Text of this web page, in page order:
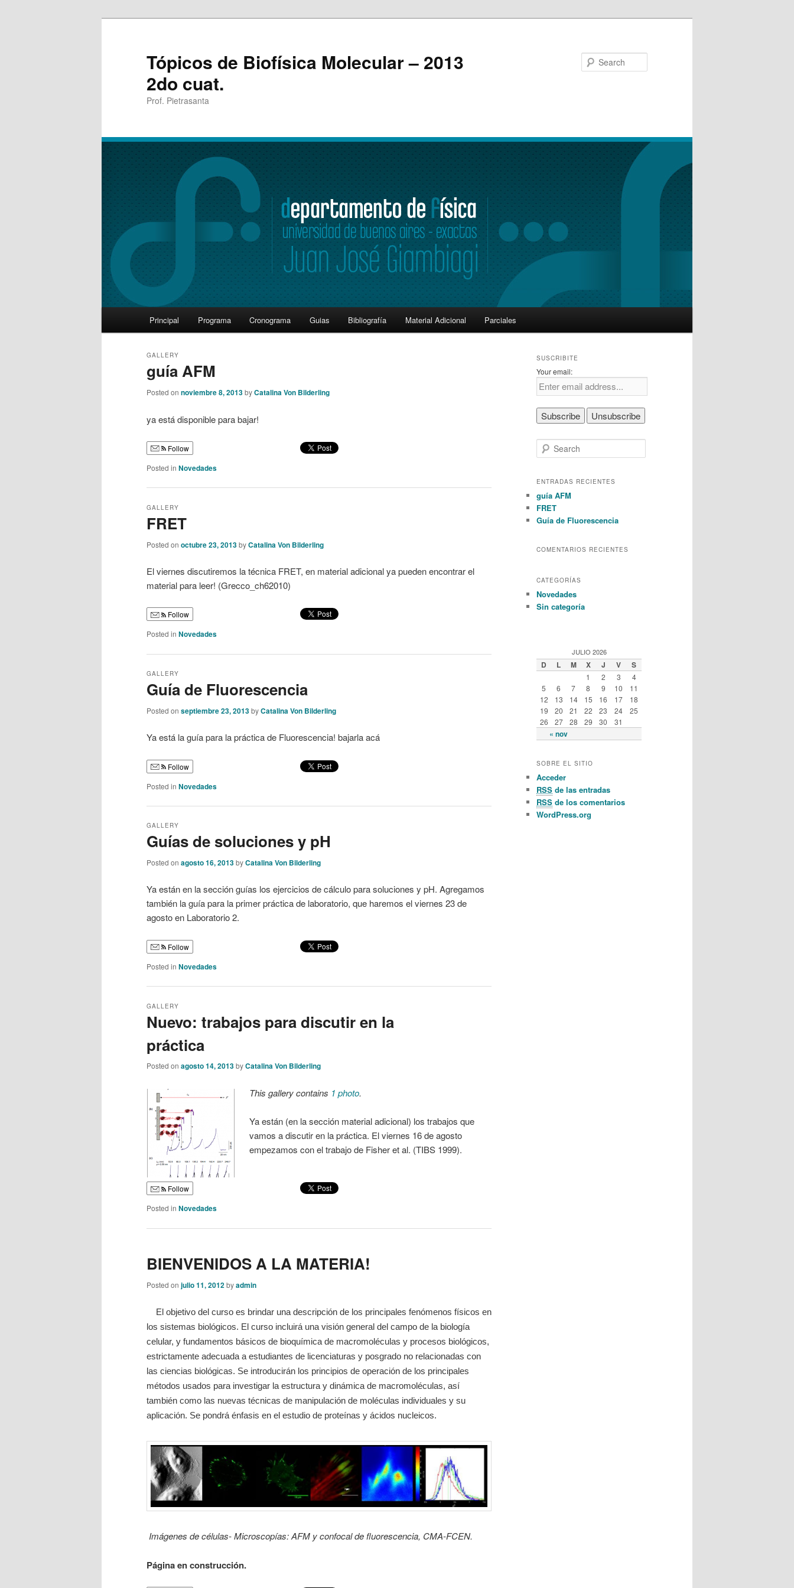
Tópicos de Biofísica Molecular – 2013
2do cuat.
Prof. Pietrasanta
Skip
to
primary
Skip
to
secondary
Principal Programa Cronograma Guias Bibliografía Material Adicional Parciales
guía AFM
GALLERY
Posted on noviembre 8, 2013byCatalina Von Bilderling
ya está disponible para bajar!
Follow
Posted in Novedades
FRET
GALLERY
Posted on octubre 23, 2013byCatalina Von Bilderling
El viernes discutiremos la técnica FRET, en material adicional ya pueden encontrar el
material para leer! (Grecco_ch62010)
Follow
Posted in Novedades
Guía de Fluorescencia
GALLERY
Posted on septiembre 23, 2013byCatalina Von Bilderling
Ya está la guía para la práctica de Fluorescencia! bajarla acá
Follow
Posted in Novedades
Guías de soluciones y pH
GALLERY
Posted on agosto 16, 2013byCatalina Von Bilderling
Ya están en la sección guías los ejercicios de cálculo para soluciones y pH. Agregamos
también la guía para la primer práctica de laboratorio, que haremos el viernes 23 de
agosto en Laboratorio 2.
Follow
Posted in Novedades
Nuevo: trabajos para discutir en la
práctica
GALLERY
Posted on agosto 14, 2013byCatalina Von Bilderling
This gallery contains 1 photo.
Ya están (en la sección material adicional) los trabajos que
vamos a discutir en la práctica. El viernes 16 de agosto
empezamos con el trabajo de Fisher et al. (TIBS 1999).
Follow
Posted in Novedades
BIENVENIDOS A LA MATERIA!
Posted on julio 11, 2012byadmin
El objetivo del curso es brindar una descripción de los principales fenómenos físicos en
los sistemas biológicos. El curso incluirá una visión general del campo de la biología
celular, y fundamentos básicos de bioquímica de macromoléculas y procesos biológicos,
estrictamente adecuada a estudiantes de licenciaturas y posgrado no relacionadas con
las ciencias biológicas. Se introducirán los principios de operación de los principales
métodos usados para investigar la estructura y dinámica de macromoléculas, así
también como las nuevas técnicas de manipulación de moléculas individuales y su
aplicación. Se pondrá énfasis en el estudio de proteínas y ácidos nucleicos.
Imágenes de células- Microscopías: AFM y confocal de fluorescencia, CMA-FCEN.
Página en construcción.
SUSCRIBITE
Your email:
e
r
h
ENTRADAS RECIENTES
guía AFM
FRET
Guía de Fluorescencia
COMENTARIOS RECIENTES
CATEGORÍAS
Novedades
Sin categoría
JULIO 2026
D L M X J V S
« nov
1 2 3
4
5
6 7 8 9 10
11
12
13 14 15 16 17
18
19
20 21 22 23 24
25
26
27 28 29 30 31
SOBRE EL SITIO
Acceder
RSS de las entradas
RSS de los comentarios
WordPress.org